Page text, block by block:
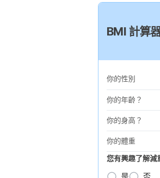
BMI 計算
你的性別
你的年齡？
你的身高？
你的體重
您有興趣了解減
是 否